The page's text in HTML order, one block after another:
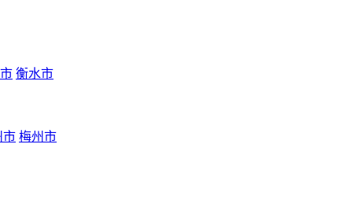
衡水市
市 梅州市